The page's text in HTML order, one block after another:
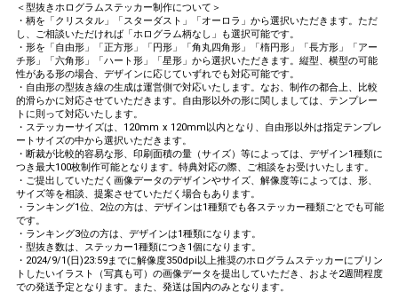
＜型抜きホログラムステッカー制作について＞
・柄を「クリスタル」「スターダスト」「オーロラ」から選択いただきます。ただ
し、ご相談いただければ「ホログラム柄なし」も選択可能です。
・形を「自由形」「正方形」「円形」「角丸四角形」「楕円形」「長方形」「アー
チ形」「六角形」「ハート形」「星形」から選択いただきます。縦型、横型の可能
性がある形の場合、デザインに応じていずれでも対応可能です。
・自由形の型抜き線の生成は運営側で対応いたします。なお、制作の都合上、比較
的滑らかに対応させていただきます。自由形以外の形に関しましては、テンプレー
トに則って対応いたします。
・ステッカーサイズは、120mm x 120mm以内となり、自由形以外は指定テンプレ
ートサイズの中から選択いただきます。
・断裁が比較的容易な形、印刷面積の量（サイズ）等によっては、デザイン1種類に
つき最大100枚制作可能となります。特典対応の際、ご相談をお受けいたします。
・ご提出していただく画像データのデザインやサイズ、解像度等によっては、形、
サイズ等を相談、提案させていただく場合もあります。
・ランキング1位、2位の方は、デザインは1種類でも各ステッカー種類ごとでも可能
です。
・ランキング3位の方は、デザインは1種類になります。
・型抜き数は、ステッカー1種類につき1個になります。
・2024/9/1(日)23:59までに解像度350dpi以上推奨のホログラムステッカーにプリン
トしたいイラスト（写真も可）の画像データを提出していただき、およそ2週間程度
での発送予定となります。また、発送は国内のみとなります。